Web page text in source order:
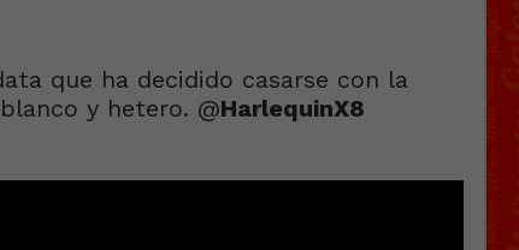
que ha decidido casarse con la
y hetero. @HarlequinX8